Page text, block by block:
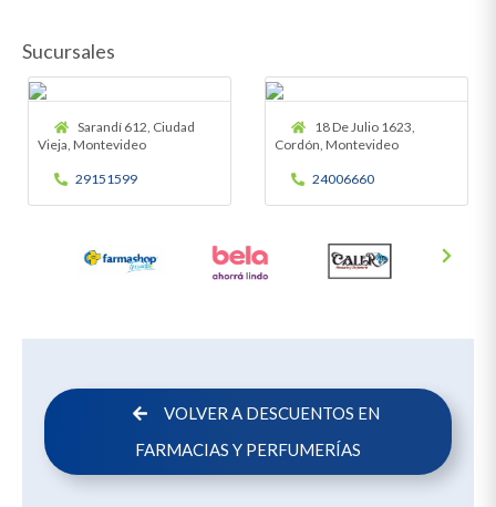
Sucursales
Sarandí 612, Ciudad
Vieja, Montevideo
29151599
18 De Julio 1623,
Cordón, Montevideo
24006660
VOLVER A DESCUENTOS EN
FARMACIAS Y PERFUMERÍAS